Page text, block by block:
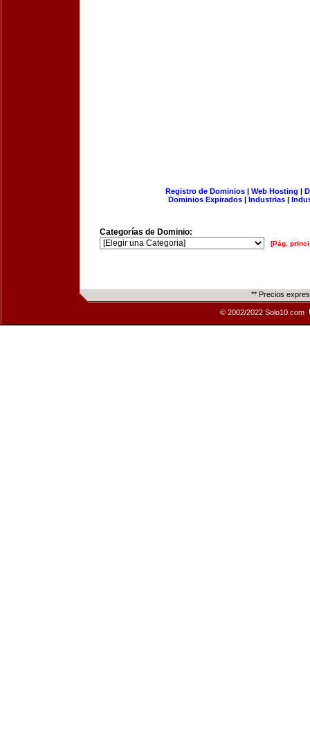
Registro de Dominios| Web Hosting |
Dominios Expirados | Industrias |
Categorías de Dominio:
[Pág.
** Precios
© 2002/2022 Solo10.com